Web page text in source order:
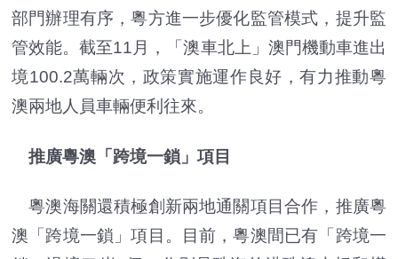
部門辦理有序，粵方進一步優化監管模式，提升監
管效能。截至11月，「澳車北上」澳門機動車進出
境100.2萬輛次，政策實施運作良好，有力推動粵
澳兩地人員車輛便利往來。
推廣粵澳「跨境一鎖」項目
粵澳海關還積極創新兩地通關項目合作，推廣粵
澳「跨境一鎖」項目。目前，粵澳間已有「跨境一